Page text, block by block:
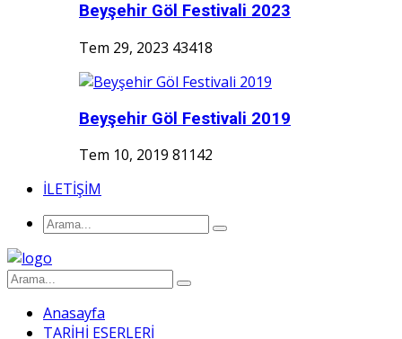
Beyşehir Göl Festivali 2023
Tem 29, 2023 43418
Beyşehir Göl Festivali 2019
Tem 10, 2019 81142
İLETİŞİM
Anasayfa
TARİHİ ESERLERİ